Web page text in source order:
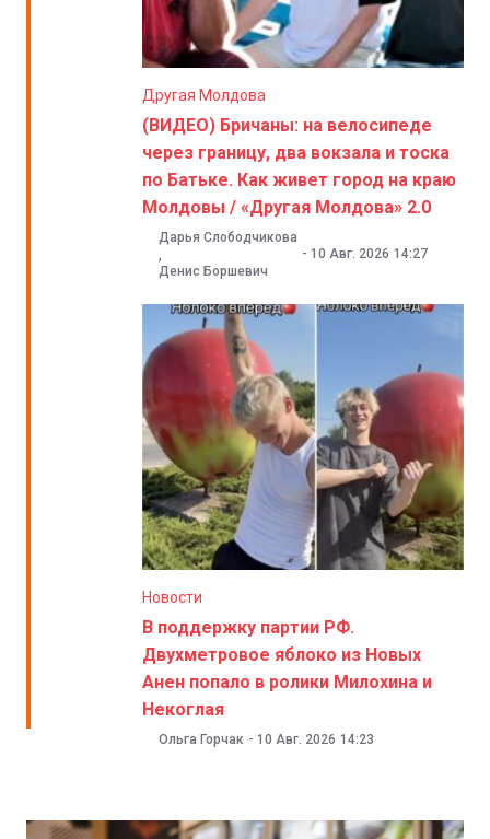
Другая Молдова
(ВИДЕО) Бричаны: на велосипеде
через границу, два вокзала и тоска
по Батьке. Как живет город на краю
Молдовы / «Другая Молдова» 2.0
Дарья Слободчикова
,
Денис Боршевич
- 10 Авг. 2026 14:27
Новости
В поддержку партии РФ.
Двухметровое яблоко из Новых
Анен попало в ролики Милохина и
Некоглая
Ольга Горчак - 10 Авг. 2026 14:23